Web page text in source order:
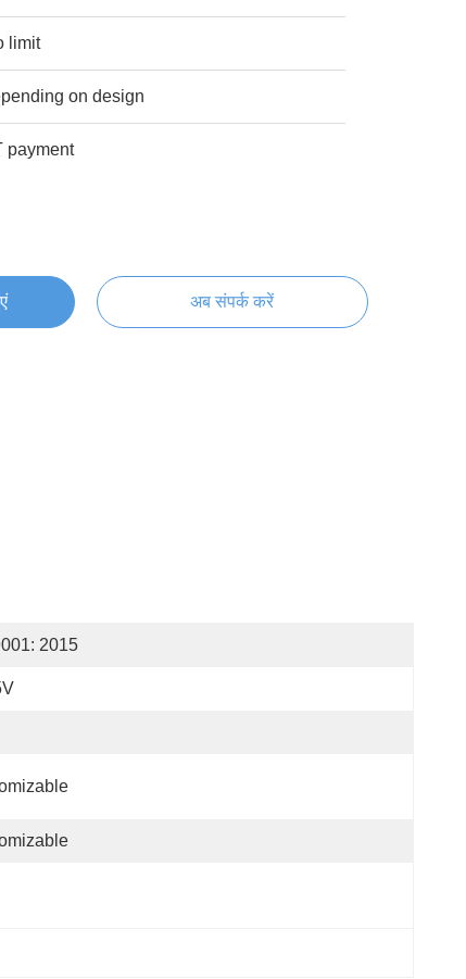
limit
on design
payment
अब संपर्क करें
2015